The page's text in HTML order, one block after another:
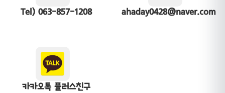
Tel) 063-857-1208 ahaday0428@naver.com
카카오톡 플러스친구